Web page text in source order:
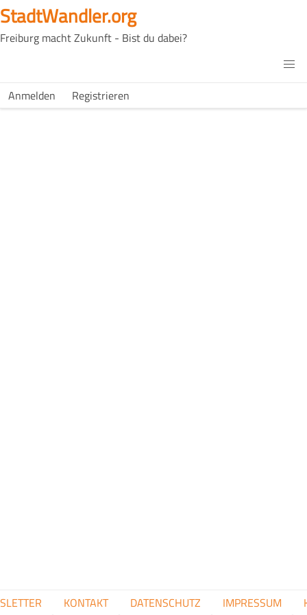
Direkt
zum
Inhalt
StadtWandler.org
Freiburg macht Zukunft - Bist du dabei?
Main
H4C
USER
Anmelden Registrieren
FUSSZEILENMENÜKONTAKT DATENSCHUTZ IMPRESSUM